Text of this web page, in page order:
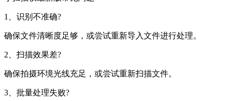
1、识别不准确?
确保文件清晰度足够，或尝试重新导入文件进行处理。
2、扫描效果差?
确保拍摄环境光线充足，或尝试重新扫描文件。
3、批量处理失败?